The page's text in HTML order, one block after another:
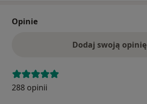
Opinie
Dodaj swoją opinię
288 opinii